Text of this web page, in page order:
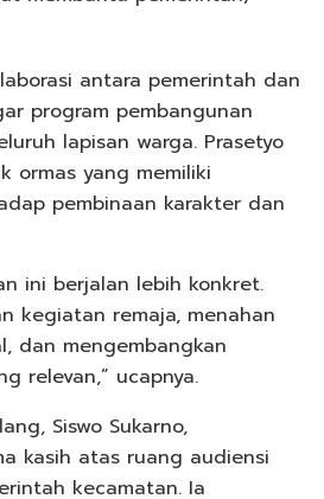
antara pemerintah dan
program pembangunan
lapisan warga. Prasetyo
ormas yang memiliki
pembinaan karakter dan
ini berjalan lebih konkret.
kegiatan remaja, menahan
dan mengembangkan
relevan,” ucapnya.
Siswo Sukarno,
kasih atas ruang audiensi
kecamatan. Ia